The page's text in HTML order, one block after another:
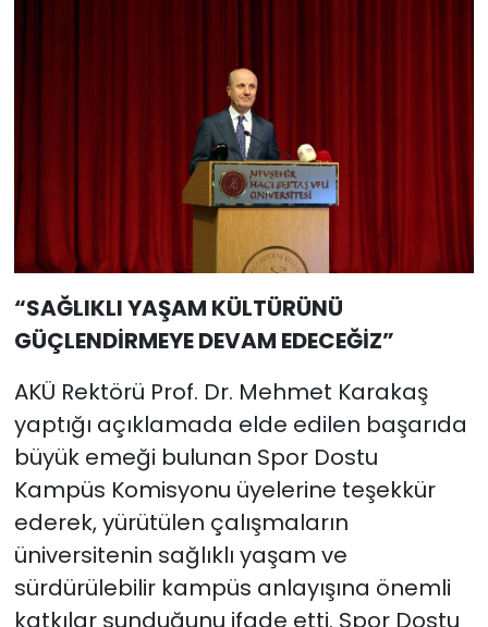
“SAĞLIKLI YAŞAM KÜLTÜRÜNÜ
GÜÇLENDİRMEYE DEVAM EDECEĞİZ”
AKÜ Rektörü Prof. Dr. Mehmet Karakaş
yaptığı açıklamada elde edilen başarıda
büyük emeği bulunan Spor Dostu
Kampüs Komisyonu üyelerine teşekkür
ederek, yürütülen çalışmaların
üniversitenin sağlıklı yaşam ve
sürdürülebilir kampüs anlayışına önemli
katkılar sunduğunu ifade etti. Spor Dostu